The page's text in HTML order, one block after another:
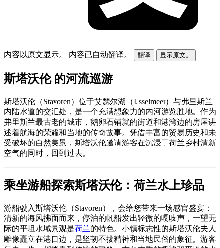
内容以原文显示。 内容已自动翻译。 翻译 显示原文。
斯塔沃伦 的河流巡游
斯塔沃伦（Stavoren）位于艾瑟尔湖（IJsselmeer）与弗里斯兰
内陆水道的交汇处，是一个充满想象力的内河游览胜地。作为
弗里斯兰最古老的城市，鹅卵石铺就的街道和港湾边的房屋讲
述着航海的荣耀和当地的传奇故事。凭借丰富的贸易历史和未
受破坏的自然美景，斯塔沃伦邀请游客在沉浸于荷兰乡村清新
空气的同时，回到过去。
乘坐游船探索斯塔沃伦：荷兰水上珍品
游船驶入斯塔沃伦（Stavoren），会给您带来一场感官盛宴：
清新的海风拂面而来，停泊的帆船发出轻微的嘎吱声，一望无
际的平坦水域景观是荷兰的特色。小镇标志性的斯塔沃伦夫人
雕像矗立在港口边，是坚韧不拔精神和当地民俗的象征。游客